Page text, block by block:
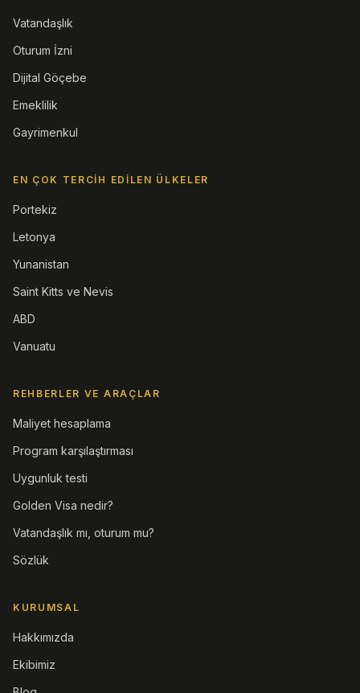
Vatandaşlık
Oturum İzni
Dijital Göçebe
Emeklilik
Gayrimenkul
EN ÇOK TERCIH EDILEN ÜLKELER
Portekiz
Letonya
Yunanistan
Saint Kitts ve Nevis
ABD
Vanuatu
REHBERLER VE ARAÇLAR
Maliyet hesaplama
Program karşılaştırması
Uygunluk testi
Golden Visa nedir?
Vatandaşlık mı, oturum mu?
Sözlük
KURUMSAL
Hakkımızda
Ekibimiz